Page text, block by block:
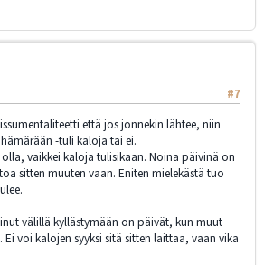
#7
että jos jonnekin lähtee, niin
-tuli kaloja tai ei.
vaikkei kaloja tulisikaan. Noina päivinä on
sitten muuten vaan. Eniten mielekästä tuo
välillä kyllästymään on päivät, kun muut
Ei voi kalojen syyksi sitä sitten laittaa, vaan vika